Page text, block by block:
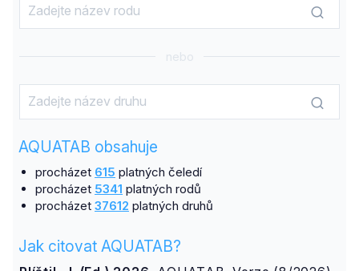
nebo
AQUATAB obsahuje
procházet 615 platných čeledí
procházet 5341 platných rodů
procházet 37612 platných druhů
Jak citovat AQUATAB?